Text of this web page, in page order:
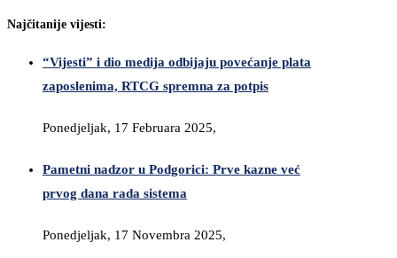
Najčitanije vijesti:
“Vijesti” i dio medija odbijaju povećanje plata
zaposlenima, RTCG spremna za potpis
Ponedjeljak, 17 Februara 2025,
Pametni nadzor u Podgorici: Prve kazne već
prvog dana rada sistema
Ponedjeljak, 17 Novembra 2025,